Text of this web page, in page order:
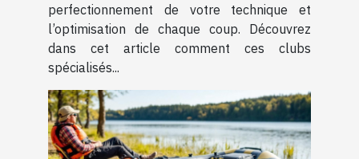
perfectionnement de votre technique et
l’optimisation de chaque coup. Découvrez
dans cet article comment ces clubs
spécialisés...